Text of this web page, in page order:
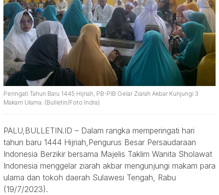
Peringati Tahun Baru 1445 Hijriah, PB-PIB Gelar Ziarah Akbar Kunjungi 3
Makam Ulama. (Bulletin/Foto:Indra)
PALU,BULLETIN.ID – Dalam rangka memperingati hari
tahun baru 1444 Hijriah,Pengurus Besar Persaudaraan
Indonesia Berzikir bersama Majelis Taklim Wanita Sholawat
Indonesia menggelar ziarah akbar mengunjungi makam para
ulama dan tokoh daerah Sulawesi Tengah, Rabu
(19/7/2023).